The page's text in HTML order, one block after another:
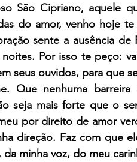
São Cipriano, aquele
do amor, venho hoje
sente a ausência
noites. Por isso te peço:
seus ouvidos, para que
Que nenhuma
seja mais forte que o
por direito de amor
direção. Faz com que
da minha voz, do meu